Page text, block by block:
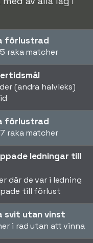
förlustrad
raka matcher
(andra halvleks)
förlustrad
raka matcher
ledningar till
där de var i ledning
till förlust
svit utan vinst
i rad utan att vinna